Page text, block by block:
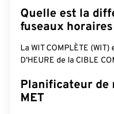
Quelle est la
fuseaux horaires
La WIT COMPLÈTE (WIT)
D'HEURE de la CIBLE
Planificateur de
MET